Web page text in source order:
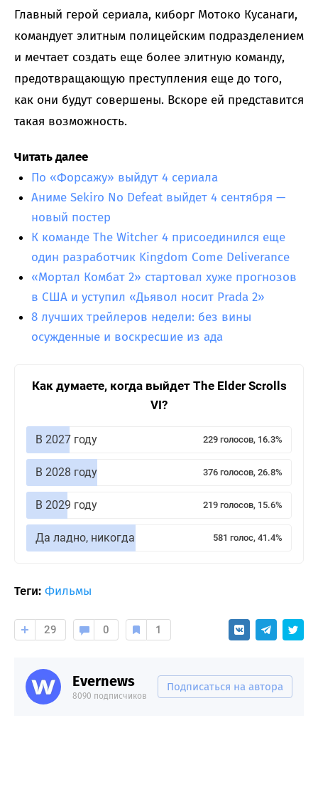
Главный герой сериала, киборг Мотоко Кусанаги,
командует элитным полицейским подразделением
и мечтает создать еще более элитную команду,
предотвращающую преступления еще до того,
как они будут совершены. Вскоре ей представится
такая возможность.
Читать далее
По «Форсажу» выйдут 4 сериала
Аниме Sekiro No Defeat выйдет 4 сентября —
новый постер
К команде The Witcher 4 присоединился еще
один разработчик Kingdom Come Deliverance
«Мортал Комбат 2» стартовал хуже прогнозов
в США и уступил «Дьявол носит Prada 2»
8 лучших трейлеров недели: без вины
осужденные и воскресшие из ада
Как думаете, когда выйдет The Elder Scrolls
VI?
В 2027 году 229 голосов, 16.3%
В 2028 году 376 голосов, 26.8%
В 2029 году 219 голосов, 15.6%
Да ладно, никогда 581 голос, 41.4%
Теги: Фильмы
29 0 1
Evernews
8090 подписчиков
Подписаться на автора